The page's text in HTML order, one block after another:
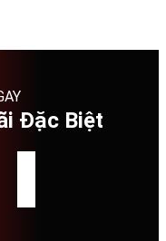
Đặc Biệt